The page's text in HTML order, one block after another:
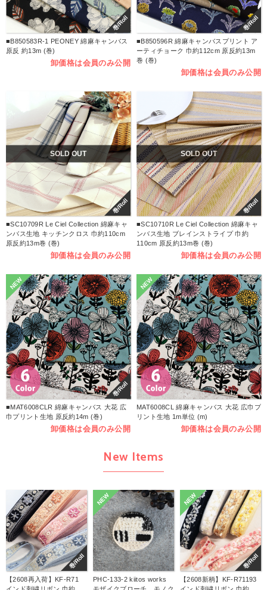
巻/Roll
■B850583R-1 PEONEY 綿麻キャンバス
原反 約13m (巻)
卸価格は会員のみ公開
巻/Roll
■B850596R 綿麻キャンバスプリント ア
ーティチョーク 巾約112cm 原反約13m
巻 (巻)
卸価格は会員のみ公開
巻/Roll
SOLD OUT
■SC10709R Le Ciel Collection 綿麻キャ
ンバス生地 キッチンクロス 巾約110cm
原反約13m巻 (巻)
卸価格は会員のみ公開
巻/Roll
SOLD OUT
■SC10710R Le Ciel Collection 綿麻キャ
ンバス生地 ブレインストライプ 巾約
110cm 原反約13m巻 (巻)
卸価格は会員のみ公開
NEW
巻/Roll
■MAT6008CLR 綿麻キャンバス 大花 広
巾プリント生地 原反約14m (巻)
卸価格は会員のみ公開
NEW
MAT6008CL 綿麻キャンバス 大花 広巾プ
リント生地 1m単位 (m)
卸価格は会員のみ公開
New Items
巻/Roll
【2608再入荷】KF-R71
NEW
PHC-133-2 kiitos works
巻/Roll
NEW
【2608新柄】KF-R71193